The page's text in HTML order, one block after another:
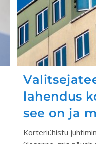
lahendus
see on ja
Korteriühistu